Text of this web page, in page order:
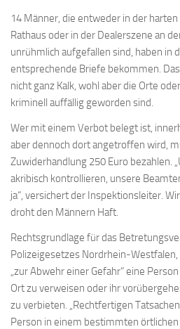
14 Männer, die entweder in der
Rathaus oder in der Dealerszene an
unrühmlich aufgefallen sind, haben in
entsprechende Briefe bekommen.
nicht ganz Kalk, wohl aber die Orte
kriminell auffällig geworden sind.
Wer mit einem Verbot belegt ist,
aber dennoch dort angetroffen wird,
Zuwiderhandlung 250 Euro bezahlen.
akribisch kontrollieren, unsere
ja“, versichert der Inspektionsleiter.
droht den Männern Haft.
Rechtsgrundlage für das
Polizeigesetzes Nordrhein-
„zur Abwehr einer Gefahr“ eine
Ort zu verweisen oder ihr
zu verbieten. „Rechtfertigen
Person in einem bestimmten